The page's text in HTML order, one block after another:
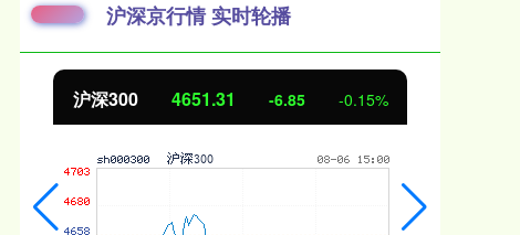
沪深京行情 实时轮播
北证50 1122.88 3.42 0.30%